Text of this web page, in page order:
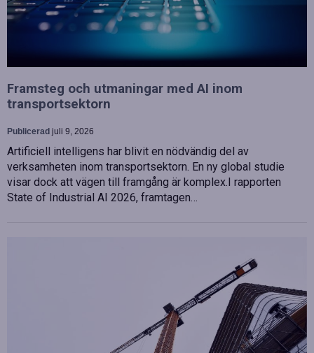
Framsteg och utmaningar med AI inom
transportsektorn
Publicerad juli 9, 2026
Artificiell intelligens har blivit en nödvändig del av
verksamheten inom transportsektorn. En ny global studie
visar dock att vägen till framgång är komplex.I rapporten
State of Industrial AI 2026, framtagen…